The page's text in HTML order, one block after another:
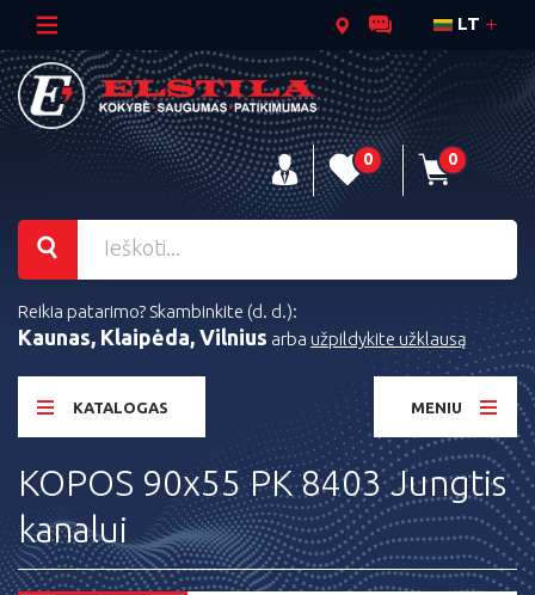
LT
0 0
Reikia patarimo? Skambinkite (d. d.):
Kaunas, Klaipėda, Vilnius arba užpildykite užklausą
KATALOGAS MENIU
KOPOS 90x55 PK 8403 Jungtis
kanalui